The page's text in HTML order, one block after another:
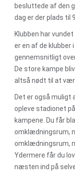
besluttede af den
dag er der plads til
Klubben har
er en af de klubber
gennemsnitligt
De store kampe
altså nødt til at
Det er også muligt
opleve stadionet
kampene. Du får
omklædningsrum,
omklædningsrum,
Ydermere får du
næsten ind på